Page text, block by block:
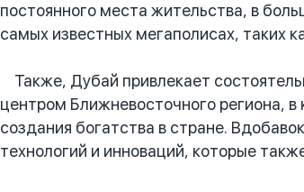
постоянного места жительства, в
самых известных мегаполисах, таких
Также, Дубай привлекает
центром Ближневосточного региона,
создания богатства в стране.
технологий и инноваций, которые